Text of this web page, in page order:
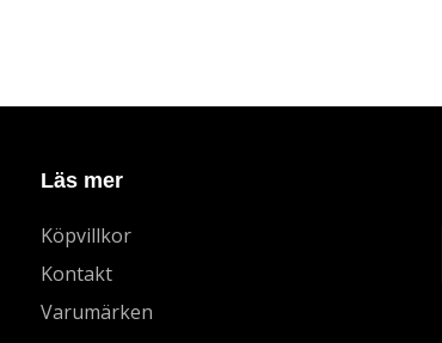
Läs mer
Köpvillkor
Kontakt
Varumärken